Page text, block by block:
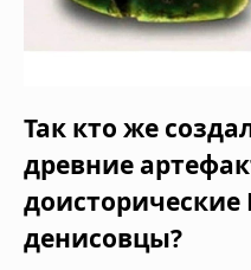
Так кто же
древние
доисторические
денисовцы?